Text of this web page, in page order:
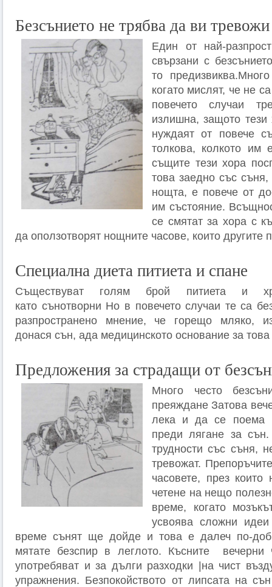
Безсънието не трябва да ви тревожи
Един от най-
свързани с
то
когато мислят, че не
повечето случаи
излишна, защото
нуждаят от повече
толкова, колкото им
същите тези хора
това заедно със
нощта, е повече от
им състояние.
се смятат за хора с
да оползотворят нощните часове, които другите
Специална диета питиета и спане
Съществуват голям брой питиета и
като сънотворни Но в повечето случаи те са
разпространено мнение, че горещо мляко,
донася сън, ада медицинското основание за
Предложения за страдащи от
Много често
преяждане Затова
лека и да се поема
преди лягане за
трудности със съня,
тревожат.
часовете, през
четене на нещо
време, когато
усвоява сложни
време сънят ще дойде и това е далеч по-
мятате безспир в леглото. Късните вечерни
употребяват и за дълги разходки |на чист
упражнения. Безпокойството от липсата на